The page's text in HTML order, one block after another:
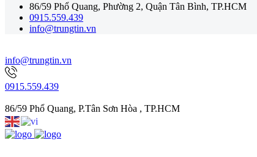
86/59 Phổ Quang, Phường 2, Quận Tân Bình, TP.HCM
0915.559.439
info@trungtin.vn
info@trungtin.vn
0915.559.439
86/59 Phổ Quang, P.Tân Sơn Hòa , TP.HCM